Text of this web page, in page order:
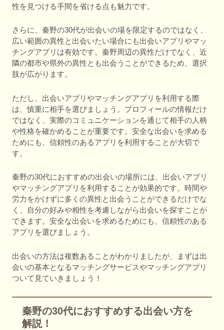
性を見つける手間を省ける点も魅力です。
さらに、秦野の30代が出会いの場を限定するのではなく、
広い範囲の異性と出会いたい場合にも出会いアプリやマッ
チングアプリは有効です。秦野周辺の異性だけでなく、近
隣の都市や県外の異性とも出会うことができるため、選択
肢が広がります。
ただし、出会いアプリやマッチングアプリを利用する際
は、慎重に相手を選びましょう。プロフィールの情報だけ
ではなく、実際のコミュニケーションを通じて相手の人柄
や性格を確かめることが重要です。安全な出会いを求める
ためにも、信頼性のあるアプリを利用することが大切で
す。
秦野の30代におすすめの出会いの場所には、出会いアプリ
やマッチングアプリを利用することが効果的です。時間や
労力をかけずに多くの異性と出会うことができるだけでな
く、自分の好みや相性を考慮しながら出会いを探すことが
できます。安全な出会いを求めるためにも、信頼性のある
アプリを選びましょう。
出会いの方法は複数あることがわかりましたが、まずは出
会いの基本となるマッチングサービスやマッチングアプリ
ついて見ていきましょう！
秦野の30代におすすめする出会い方を
解説！